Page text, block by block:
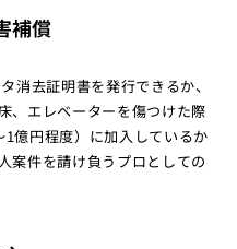
補償
消去証明書を発行できるか、
、エレベーターを傷つけた際
億円程度）に加入しているか
案件を請け負うプロとしての